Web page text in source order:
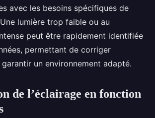
avec les besoins spécifiques de
lumière trop faible ou au
peut être rapidement identifiée
permettant de corriger
garantir un environnement adapté.
de l’éclairage en fonction